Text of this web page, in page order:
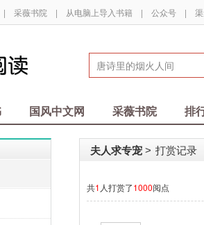
| 采薇书院 | 从电脑上导入书籍 | 公众号 |
国风中文网 采薇书院 排
夫人求专宠 > 打赏记录
共1 人打赏了1000阅点